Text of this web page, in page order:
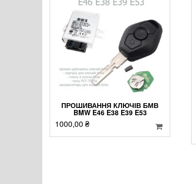
ПРОШИВАННЯ КЛЮЧІВ БМВ
BMW E46 E38 E39 E53
1000,00 ₴